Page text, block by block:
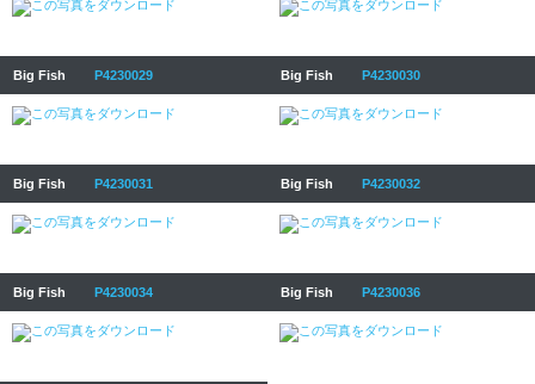
Big Fish P4230029 Big Fish P4230030
Big Fish P4230031 Big Fish P4230032
Big Fish P4230034 Big Fish P4230036